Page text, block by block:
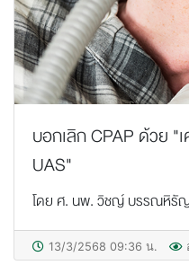
บอกเลิก CPAP ด้วย "
UAS"
โดย ศ. นพ. วิชญ์ บรรณหิรั
13/3/2568 09:36 น.